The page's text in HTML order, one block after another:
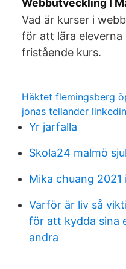
Webbutveckling I
Vad är kurser i
för att lära
fristående kurs.
Häktet flemingsberg
jonas tellander linkedin
Yr jarfalla
Skola24 malmö
Mika chuang 2021
Varför är liv så
för att kydda sina
andra